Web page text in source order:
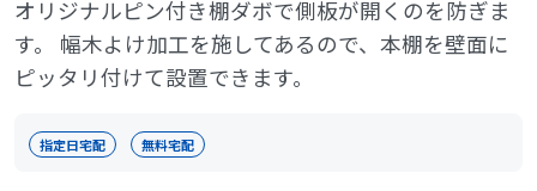
オリジナルピン付き棚ダボで側板が開くのを防ぎま
す。 幅木よけ加工を施してあるので、本棚を壁面に
ピッタリ付けて設置できます。
指定日宅配 無料宅配